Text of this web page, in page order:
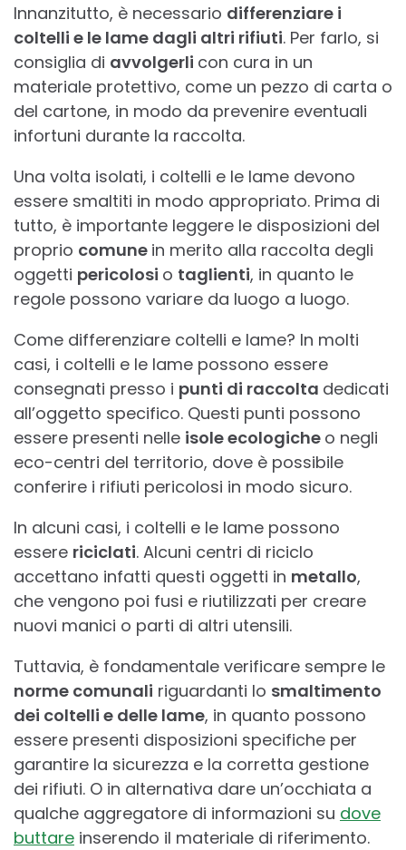
Innanzitutto, è necessario differenziare i
coltelli e le lame dagli altri rifiuti. Per farlo, si
consiglia di avvolgerli con cura in un
materiale protettivo, come un pezzo di carta o
del cartone, in modo da prevenire eventuali
infortuni durante la raccolta.
Una volta isolati, i coltelli e le lame devono
essere smaltiti in modo appropriato. Prima di
tutto, è importante leggere le disposizioni del
proprio comune in merito alla raccolta degli
oggetti pericolosi o taglienti, in quanto le
regole possono variare da luogo a luogo.
Come differenziare coltelli e lame? In molti
casi, i coltelli e le lame possono essere
consegnati presso i punti di raccolta dedicati
all’oggetto specifico. Questi punti possono
essere presenti nelle isole ecologiche o negli
eco-centri del territorio, dove è possibile
conferire i rifiuti pericolosi in modo sicuro.
In alcuni casi, i coltelli e le lame possono
essere riciclati. Alcuni centri di riciclo
accettano infatti questi oggetti in metallo,
che vengono poi fusi e riutilizzati per creare
nuovi manici o parti di altri utensili.
Tuttavia, è fondamentale verificare sempre le
norme comunali riguardanti lo smaltimento
dei coltelli e delle lame, in quanto possono
essere presenti disposizioni specifiche per
garantire la sicurezza e la corretta gestione
dei rifiuti. O in alternativa dare un’occhiata a
qualche aggregatore di informazioni su dove
buttare inserendo il materiale di riferimento.